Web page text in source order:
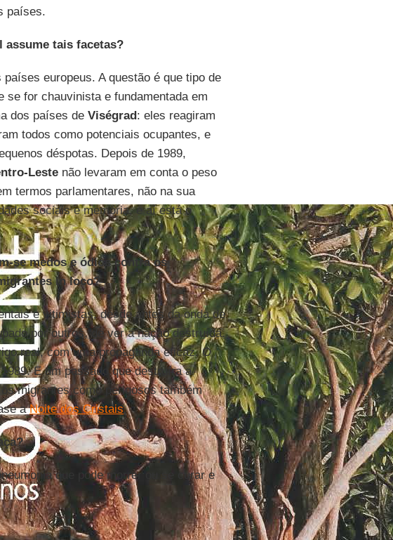
países.
assume tais facetas?
europeus. A questão é que tipo de
se for chauvinista e fundamentada em
dos países de Viségrad: eles reagiram
todos como potenciais ocupantes, e
déspotas. Depois de 1989,
Lestenão levaram em conta o peso
termos parlamentares, não na sua
sociais e memória, e aí está o
se medos e ódios contra os
in loco?
e vitimistas, desde antes da onda de
por outros, de ver a nação destruída.
real, com uma propaganda eficaz. O
E um passado que destruíra a
migrantes como perigosos também
aNoite dos Cristais.
que pode morrer ou se curar e